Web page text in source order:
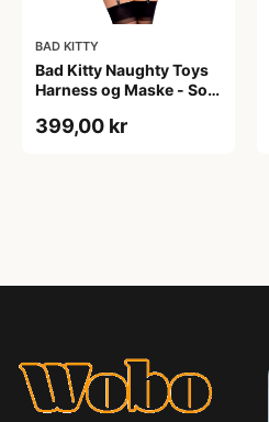
BAD KITTY
Bad Kitty Naughty Toys
Harness og Maske - Sort
399,00 kr